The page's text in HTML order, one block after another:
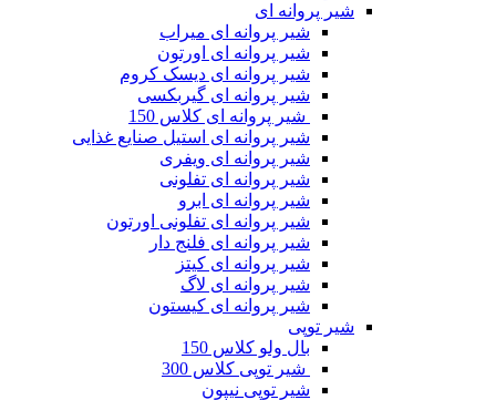
شیر پروانه ای
شیر پروانه ای میراب
شیر پروانه ای اورتون
شیر پروانه ای دیسک کروم
شیر پروانه ای گیربکسی
شیر پروانه ای کلاس 150
شیر پروانه ای استیل صنایع غذایی
شیر پروانه ای ویفری
شیر پروانه ای تفلونی
شیر پروانه ای ابرو
شیر پروانه ای تفلونی اورتون
شیر پروانه ای فلنج دار
شیر پروانه ای کیتز
شیر پروانه ای لاگ
شیر پروانه ای کیستون
شیر توپی
بال ولو کلاس 150
شیر توپی کلاس 300
شیر توپی نیپون